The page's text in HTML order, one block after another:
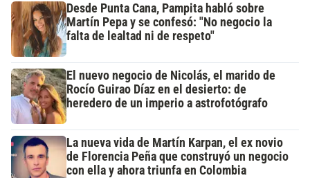
Desde Punta Cana, Pampita habló sobre
Martín Pepa y se confesó: "No negocio la
falta de lealtad ni de respeto"
El nuevo negocio de Nicolás, el marido de
Rocío Guirao Díaz en el desierto: de
heredero de un imperio a astrofotógrafo
La nueva vida de Martín Karpan, el ex novio
de Florencia Peña que construyó un negocio
con ella y ahora triunfa en Colombia